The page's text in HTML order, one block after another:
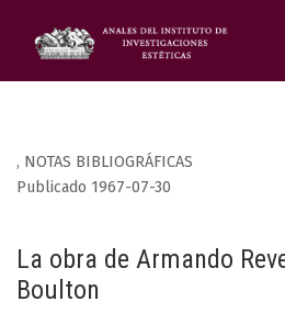
, NOTAS BIBLIOGRÁFICAS
La obra de Armando
Boulton
Publicado 1967-07-30